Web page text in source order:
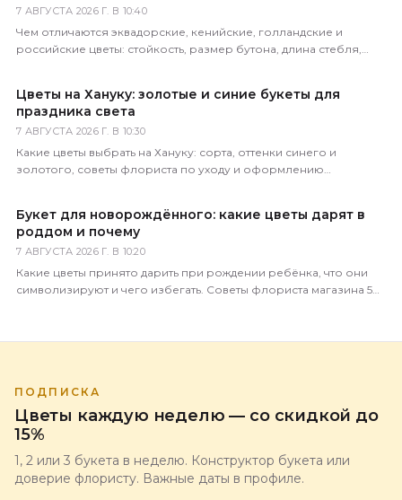
7 АВГУСТА 2026 Г. В 10:40
Чем отличаются эквадорские, кенийские, голландские и
российские цветы: стойкость, размер бутона, длина стебля,
Цветы на Хануку: золотые и синие букеты для
праздника света
7 АВГУСТА 2026 Г. В 10:30
Какие цветы выбрать на Хануку: сорта, оттенки синего и
золотого, советы флориста по уходу и оформлению
Букет для новорождённого: какие цветы дарят в
роддом и почему
7 АВГУСТА 2026 Г. В 10:20
Какие цветы принято дарить при рождении ребёнка, что они
символизируют и чего избегать. Советы флориста магазина 5
ПОДПИСКА
Цветы каждую неделю — со скидкой до
15%
1, 2 или 3 букета в неделю. Конструктор букета или
доверие флористу. Важные даты в профиле.